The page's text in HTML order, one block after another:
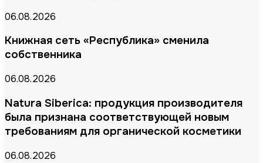
06.08.2026
Книжная сеть «Республика» сменила
собственника
06.08.2026
Natura Siberica: продукция производителя
была признана соответствующей новым
требованиям для органической косметики
06.08.2026